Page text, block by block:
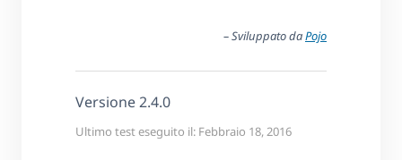
– Sviluppato daPojo
Versione 2.4.0
Ultimo test eseguito il: Febbraio 18, 2016